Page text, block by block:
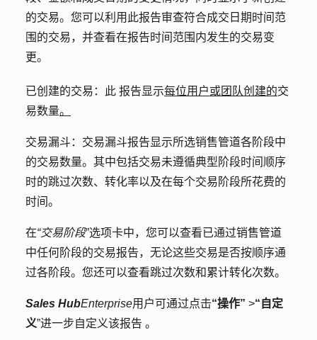
的交易。您可以利用此报告审查符合成交日期时间范
围的交易，并查看在报告时间范围内发生的交易变
更。
已创建的交易：此 报告显示每位用户或团队创建的交
易数量。
交易漏斗： 交易漏斗报告显示所选销售管道各阶段中
的交易数量。其中包括交易未遵循典型阶段时间顺序
时的跳过次数、转化率以及在每个交易阶段所花费的
时间。
在“交易阶段”选项卡中，您可以查看已通过销售管道
中任何阶段的交易报告，无论这些交易是否按顺序通
过各阶段。您还可以查看跳过次数和累计转化次数。
Sales HubEnterprise用户可通过点击“操作” >“自定
义”进一步自定义该报告 。